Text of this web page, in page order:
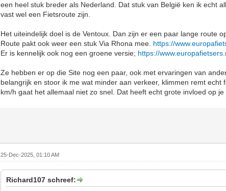
een heel stuk breder als Nederland. Dat stuk van België ken ik echt
vast wel een Fietsroute zijn.
Het uiteindelijk doel is de Ventoux. Dan zijn er een paar lange route
Route pakt ook weer een stuk Via Rhona mee. https://
Er is kennelijk ook nog een groene versie; https://
Ze hebben er op die Site nog een paar, ook met ervaringen van
belangrijk en stoor ik me wat minder aan verkeer, klimmen remt
km/h gaat het allemaal niet zo snel. Dat heeft echt grote invloed op je
25-Dec-2025, 01:10 AM
Richard107 schreef: